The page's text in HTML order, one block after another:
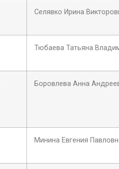
Селявко Ирина
Тюбаева Татьяна
Боровлева Анна
Минина Евгения